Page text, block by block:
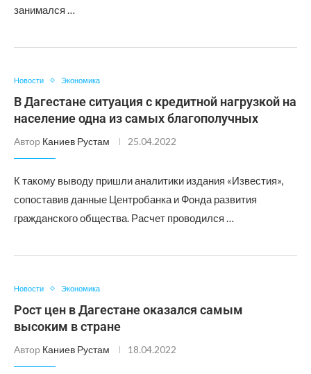
занимался …
Новости Экономика
В Дагестане ситуация с кредитной нагрузкой на
население одна из самых благополучных
Автор Каниев Рустам 25.04.2022
К такому выводу пришли аналитики издания «Известия»,
сопоставив данные Центробанка и Фонда развития
гражданского общества. Расчет проводился …
Новости Экономика
Рост цен в Дагестане оказался самым
высоким в стране
Автор Каниев Рустам 18.04.2022